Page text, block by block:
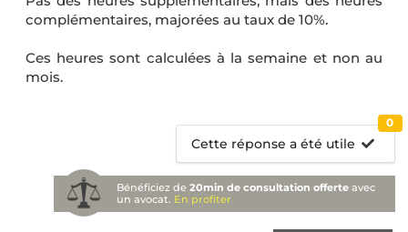
complémentaires, majorées au taux de 10%.
Ces heures sont calculées à la semaine et non au
mois.
Cette réponse a été utile
0
Bénéficiez de20min de consultation offerte avec
un avocat. En profiter